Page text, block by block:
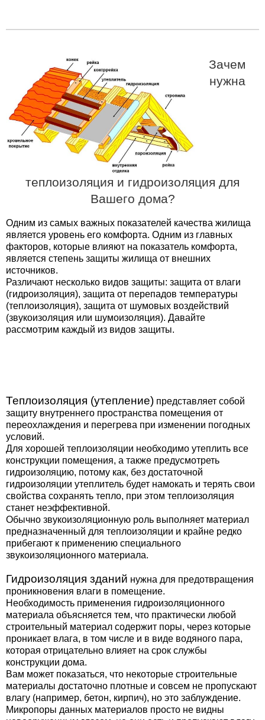
Зачем
нужна
теплоизоляция и гидроизоляция для
Вашего дома?
Одним из самых важных показателей качества жилища
является уровень его комфорта. Одним из главных
факторов, которые влияют на показатель комфорта,
является степень защиты жилища от внешних
источников.
Различают несколько видов защиты: защита от влаги
(гидроизоляция), защита от перепадов температуры
(теплоизоляция), защита от шумовых воздействий
(звукоизоляция или шумоизоляция). Давайте
рассмотрим каждый из видов защиты.
Теплоизоляция (утепление) представляет собой
защиту внутреннего пространства помещения от
переохлаждения и перегрева при изменении погодных
условий.
Для хорошей теплоизоляции необходимо утеплить все
конструкции помещения, а также предусмотреть
гидроизоляцию, потому как, без достаточной
гидроизоляции утеплитель будет намокать и терять свои
свойства сохранять тепло, при этом теплоизоляция
станет неэффективной.
Обычно звукоизоляционную роль выполняет материал
предназначенный для теплоизоляции и крайне редко
прибегают к применению специального
звукоизоляционного материала.
Гидроизоляция зданий нужна для предотвращения
проникновения влаги в помещение.
Необходимость применения гидроизоляционного
материала объясняется тем, что практически любой
строительный материал содержит поры, через которые
проникает влага, в том числе и в виде водяного пара,
которая отрицательно влияет на срок службы
конструкции дома.
Вам может показаться, что некоторые строительные
материалы достаточно плотные и совсем не пропускают
влагу (например, бетон, кирпич), но это заблуждение.
Микропоры данных материалов просто не видны